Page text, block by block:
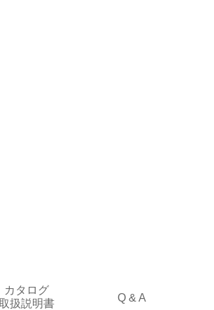
カタログ
扱説明書
Q & A